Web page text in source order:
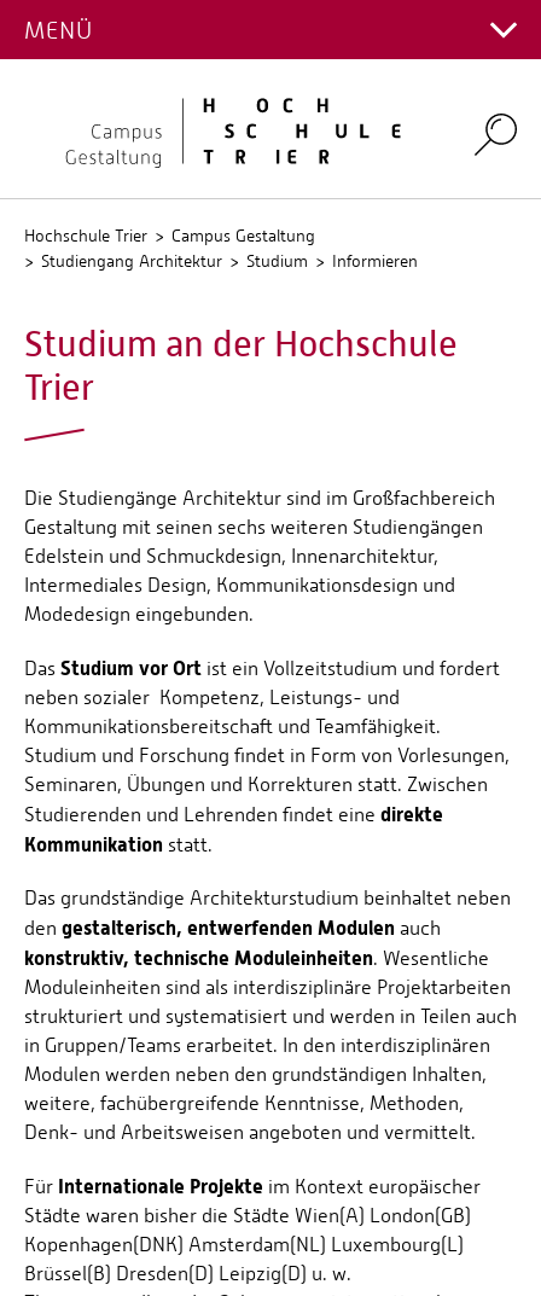
Hauptcampus
Umwelt-Campus Birkenfeld
Kontakt Fachrichtungen
Personalverzeichnis
Stellenangebote
QIS
MENÜ
Search
Hochschule Trier
Campus Gestaltung
Studiengang Architektur
Studium Informieren
Studium an der Hochschule
Trier
Die Studiengänge Architektur sind im Großfachbereich
Gestaltung mit seinen sechs weiteren Studiengängen
Edelstein und Schmuckdesign, Innenarchitektur,
Intermediales Design, Kommunikationsdesign und
Modedesign eingebunden.
Das Studium vor Ort ist ein Vollzeitstudium und fordert
neben sozialer Kompetenz, Leistungs- und
Kommunikationsbereitschaft und Teamfähigkeit.
Studium und Forschung findet in Form von Vorlesungen,
Seminaren, Übungen und Korrekturen statt. Zwischen
Studierenden und Lehrenden findet eine direkte
Kommunikation statt.
Das grundständige Architekturstudium beinhaltet neben
den gestalterisch, entwerfenden Modulen auch
konstruktiv, technische Moduleinheiten. Wesentliche
Moduleinheiten sind als interdisziplinäre Projektarbeiten
strukturiert und systematisiert und werden in Teilen auch
in Gruppen/Teams erarbeitet. In den interdisziplinären
Modulen werden neben den grundständigen Inhalten,
weitere, fachübergreifende Kenntnisse, Methoden,
Denk- und Arbeitsweisen angeboten und vermittelt.
Für Internationale Projekte im Kontext europäischer
Städte waren bisher die Städte Wien(A) London(GB)
Kopenhagen(DNK) Amsterdam(NL) Luxembourg(L)
Brüssel(B) Dresden(D) Leipzig(D) u. w.